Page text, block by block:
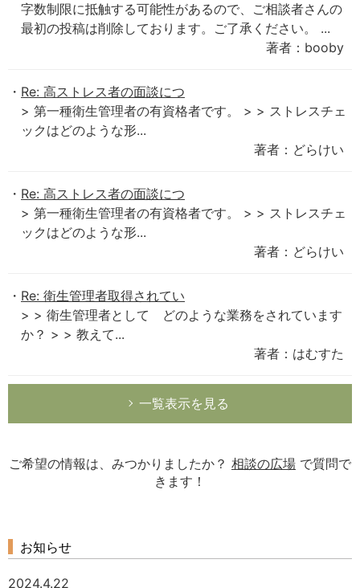
字数制限に抵触する可能性があるので、ご相談者さんの
最初の投稿は削除しております。ご了承ください。 ...
著者：booby
Re: 高ストレス者の面談につ
> 第一種衛生管理者の有資格者です。 > > ストレスチェ
ックはどのような形...
著者：どらけい
Re: 高ストレス者の面談につ
> 第一種衛生管理者の有資格者です。 > > ストレスチェ
ックはどのような形...
著者：どらけい
Re: 衛生管理者取得されてい
> > 衛生管理者として どのような業務をされています
か？ > > 教えて...
著者：はむすた
一覧表示を見る
ご希望の情報は、みつかりましたか？ 相談の広場 で質問で
きます！
お知らせ
2024.4.22